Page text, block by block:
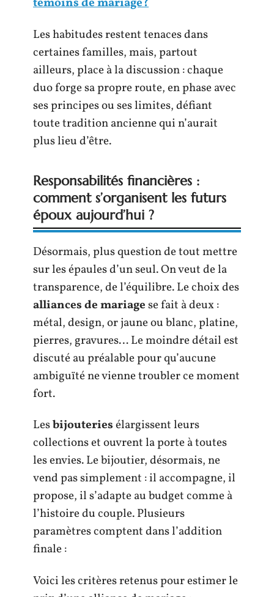
Les habitudes restent tenaces dans
certaines familles, mais, partout
ailleurs, place à la discussion : chaque
duo forge sa propre route, en phase avec
ses principes ou ses limites, défiant
toute tradition ancienne qui n’aurait
plus lieu d’être.
Responsabilités financières :
comment s’organisent les futurs
époux aujourd’hui ?
Désormais, plus question de tout mettre
sur les épaules d’un seul. On veut de la
transparence, de l’équilibre. Le choix des
alliances de mariagese fait à deux :
métal, design, or jaune ou blanc, platine,
pierres, gravures… Le moindre détail est
discuté au préalable pour qu’aucune
ambiguïté ne vienne troubler ce moment
fort.
Lesbijouteriesélargissent leurs
collections et ouvrent la porte à toutes
les envies. Le bijoutier, désormais, ne
vend pas simplement : il accompagne, il
propose, il s’adapte au budget comme à
l’histoire du couple. Plusieurs
paramètres comptent dans l’addition
finale :
Voici les critères retenus pour estimer le